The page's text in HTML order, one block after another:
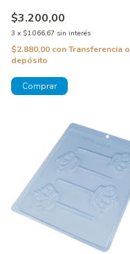
$3.200,00
3 x $1.066,67 sin interés
$2.880,00 conTransferencia o
depósito